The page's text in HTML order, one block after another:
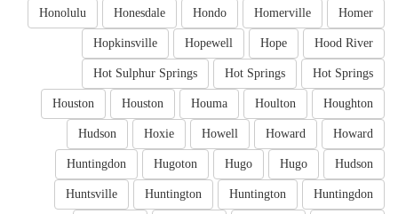
Homer
Homerville
Hondo
Honesdale
Honolulu
Hood River
Hope
Hopewell
Hopkinsville
Hot Springs
Hot Springs
Hot Sulphur Springs
Houghton
Houlton
Houma
Houston
Houston
Howard
Howard
Howell
Hoxie
Hudson
Hudson
Hugo
Hugo
Hugoton
Huntingdon
Huntingdon
Huntington
Huntington
Huntsville